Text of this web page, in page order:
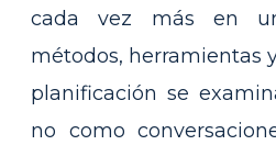
cada vez más en
métodos, herramientas
planificación se
no como